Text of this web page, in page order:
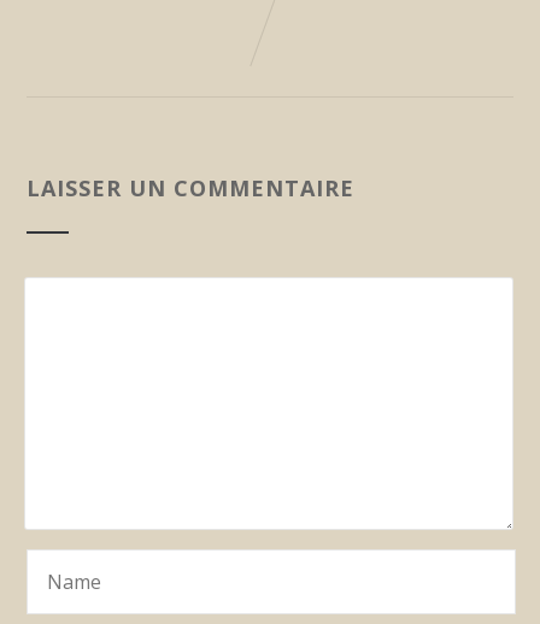
LAISSER UN COMMENTAIRE